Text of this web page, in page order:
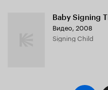
Baby Signing
Видео, 2008
Signing Child